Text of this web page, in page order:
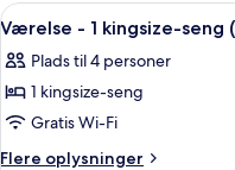
enkeltsenge
Indlæs
alle
billeder
af
Værelse
-
7
Værelse - 1 kingsize-seng
Plads til 4 personer
1 kingsize-seng
Gratis Wi-Fi
Flere oplysninger
Flere